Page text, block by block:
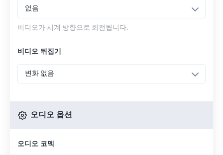
없음
비디오가 시계 방향으로 회전됩니다.
비디오 뒤집기
변화 없음
오디오 옵션
오디오 코덱